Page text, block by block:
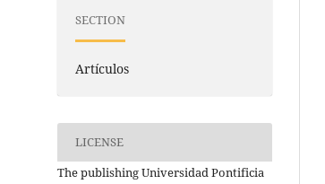
SECTION
Artículos
LICENSE
The publishing Universidad Pontificia